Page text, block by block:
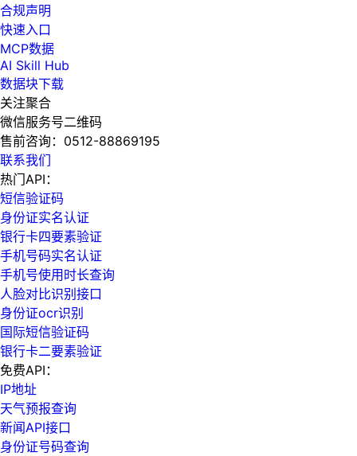
合规声明
快速入口
MCP数据
AI Skill Hub
数据块下载
关注聚合
微信服务号二维码
售前咨询： 0512-88869195
联系我们
热门API：
短信验证码
身份证实名认证
银行卡四要素验证
手机号码实名认证
手机号使用时长查询
人脸对比识别接口
身份证ocr识别
国际短信验证码
银行卡二要素验证
免费API：
IP地址
天气预报查询
新闻API接口
身份证号码查询